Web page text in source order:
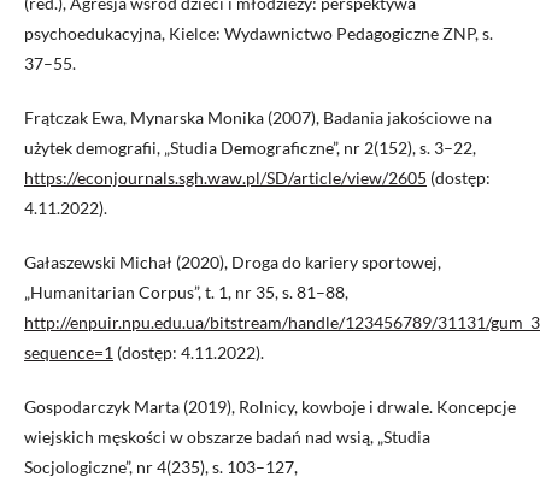
psychoedukacyjna, Kielce: Wydawnictwo Pedagogiczne ZNP, s.
37–55.
Frątczak Ewa, Mynarska Monika (2007), Badania jakościowe na
użytek demografii, „Studia Demograficzne”, nr 2(152), s. 3–22,
https://econjournals.sgh.waw.pl/SD/article/view/2605 (dostęp:
4.11.2022).
Gałaszewski Michał (2020), Droga do kariery sportowej,
„Humanitarian Corpus”, t. 1, nr 35, s. 81–88,
http://enpuir.npu.edu.ua/bitstream/handle/123456789/31131/
sequence=1 (dostęp: 4.11.2022).
Gospodarczyk Marta (2019), Rolnicy, kowboje i drwale. Koncepcje
wiejskich męskości w obszarze badań nad wsią, „Studia
Socjologiczne”, nr 4(235), s. 103–127,